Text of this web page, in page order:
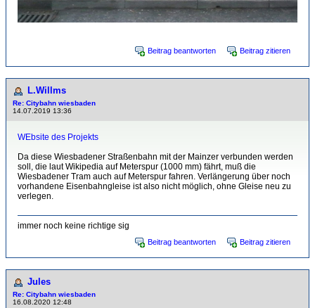
Beitrag beantworten Beitrag zitieren
L.Willms
Re: Citybahn wiesbaden
14.07.2019 13:36
WEbsite des Projekts
Da diese Wiesbadener Straßenbahn mit der Mainzer verbunden werden
soll, die laut Wikipedia auf Meterspur (1000 mm) fährt, muß die
Wiesbadener Tram auch auf Meterspur fahren. Verlängerung über noch
vorhandene Eisenbahngleise ist also nicht möglich, ohne Gleise neu zu
verlegen.
immer noch keine richtige sig
Beitrag beantworten Beitrag zitieren
Jules
Re: Citybahn wiesbaden
16.08.2020 12:48